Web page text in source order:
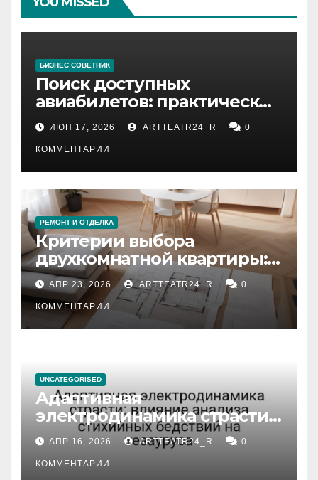
БИЗНЕС СОВЕТНИК
Поиск доступных
авиабилетов: практические
рекомендации
ИЮН 17, 2026 ARTTEATR24_R 0
КОММЕНТАРИИ
РЕМОНТ И ОТДЕЛКА
Критерии выбора
двухкомнатной квартиры:
планировка, площадь,
состояние и документация
АПР 23, 2026 ARTTEATR24_R 0
КОММЕНТАРИИ
UNCATEGORISED
Адаптивная
электродинамика страсти:
влияние анализа
стихийных бедствий на
тезауруса
АПР 16, 2026 ARTTEATR24_R 0
КОММЕНТАРИИ